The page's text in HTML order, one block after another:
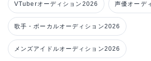
VTuberオーディション2026 声優オーデ
歌手・ボーカルオーディション2026
メンズアイドルオーディション2026